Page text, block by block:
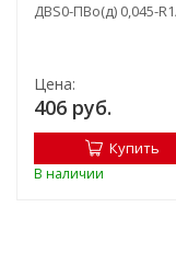
ДBS0-ПВо(д) 0,045-
Цена:
406 руб.
Купить
В наличии